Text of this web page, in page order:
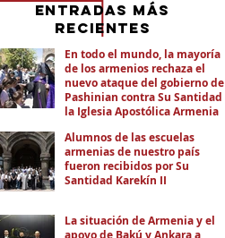
En todo el mundo, la mayoría
de los armenios rechaza el
nuevo ataque del gobierno de
Pashinian contra Su Santidad y
la Iglesia Apostólica Armenia
Alumnos de las escuelas
armenias de nuestro país
fueron recibidos por Su
Santidad Karekín II
La situación de Armenia y el
apoyo de Bakú y Ankara a
eNTRADAS MÁS
RECIENTES